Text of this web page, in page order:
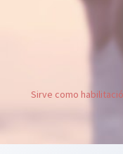
Sirve como